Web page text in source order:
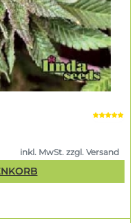
inkl. MwSt. zzgl. Versand